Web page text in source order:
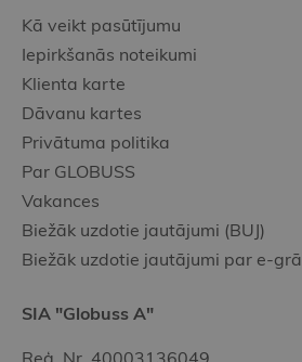
Kā veikt pasūtījumu
Iepirkšanās noteikumi
Klienta karte
Dāvanu kartes
Privātuma politika
Par GLOBUSS
Vakances
Biežāk uzdotie jautājumi (BUJ)
Biežāk uzdotie jautājumi par e-
SIA "Globuss A"
Reģ. Nr. 40003136049